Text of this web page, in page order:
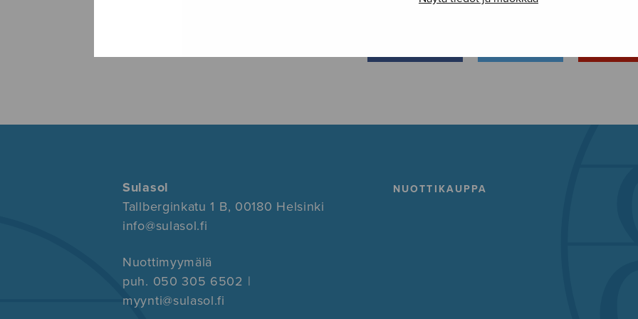
Sulasol
Tallberginkatu 1 B, 00180 Helsinki
info@sulasol.fi
Nuottimyymälä
puh. 050 305 6502 |
myynti@sulasol.fi
NUOTTIKAUPPA